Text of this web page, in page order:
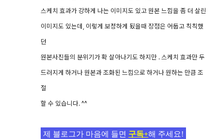
스케치 효과가 강하게 나는 이미지도 있고 원본 느낌을 좀 더 살린
이미지도 있는데, 이렇게 보정하게 됬을때 장점은 어둡고 칙칙했
던
원본사진들의 분위기가 확 살아나기도 하지만 . 스케치 효과만 두
드러지게 하거나 원본과 조화된 느낌으로 하거나 원하는 만큼 조
절
할 수 있습니다. ^^
제 블로그가 마음에 들면 구독+해 주세요!